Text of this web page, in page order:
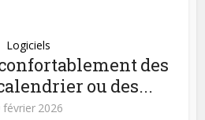
Logiciels
des
ou des...
février 2026